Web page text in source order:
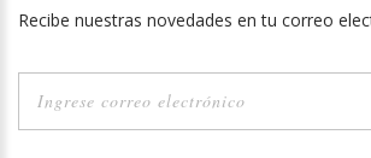
Recibe nuestras novedades en tu correo